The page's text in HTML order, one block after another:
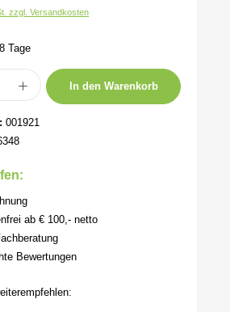
zzgl. Versandkosten
Tage
gewünschten Wert ein oder benutze die Schaltflächen
In den Warenkorb
001921
ab € 100,- netto
Bewertungen